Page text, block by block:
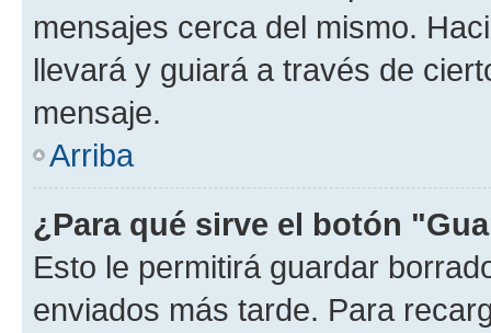
mensajes cerca del mismo.
llevará y guiará a través de
mensaje.
Arriba
¿Para qué sirve el botón
Esto le permitirá guardar
enviados más tarde. Para